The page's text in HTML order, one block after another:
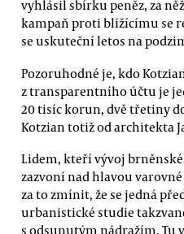
vyhlásil sbírku peněz, za
kampaň proti blížícímu se
se uskuteční letos na
Pozoruhodné je, kdo
z transparentního účtu je
20 tisíc korun, dvě třetiny
Kotzian totiž od architekta
Lidem, kteří vývoj
zazvoní nad hlavou
za to zmínit, že se jedná
urbanistické studie
s odsunutým nádražím. Tu